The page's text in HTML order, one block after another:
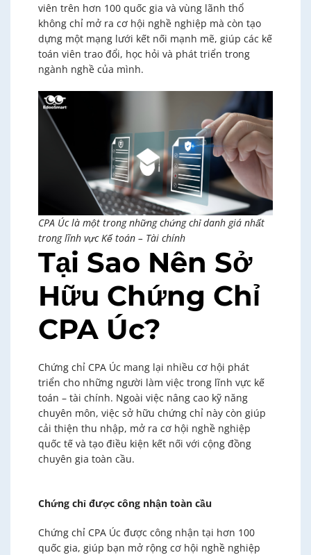
viên trên hơn 100 quốc gia và vùng lãnh thổ
không chỉ mở ra cơ hội nghề nghiệp mà còn tạo
dựng một mạng lưới kết nối mạnh mẽ, giúp các kế
toán viên trao đổi, học hỏi và phát triển trong
ngành nghề của mình.
CPA Úc là một trong những chứng chỉ danh giá nhất
trong lĩnh vực Kế toán – Tài chính
Tại Sao Nên Sở
Hữu Chứng Chỉ
CPA Úc?
Chứng chỉ CPA Úc mang lại nhiều cơ hội phát
triển cho những người làm việc trong lĩnh vực kế
toán – tài chính. Ngoài việc nâng cao kỹ năng
chuyên môn, việc sở hữu chứng chỉ này còn giúp
cải thiện thu nhập, mở ra cơ hội nghề nghiệp
quốc tế và tạo điều kiện kết nối với cộng đồng
chuyên gia toàn cầu.
Chứng chỉ được công nhận toàn cầu
Chứng chỉ CPA Úc được công nhận tại hơn 100
quốc gia, giúp bạn mở rộng cơ hội nghề nghiệp